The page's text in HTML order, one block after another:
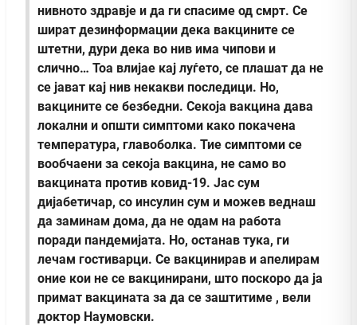
нивното здравје и да ги спасиме од смрт. Се
шират дезинформации дека вакцините се
штетни, дури дека во нив има чипови и
слично… Тоа влијае кај луѓето, се плашат да не
се јават кај нив некакви последици. Но,
вакцините се безбедни. Секоја вакцина дава
локални и општи симптоми како покачена
температура, главоболка. Тие симптоми се
вообчаени за секоја вакцина, не само во
вакцината против ковид-19. Јас сум
дијабетичар, со инсулин сум и можев веднаш
да заминам дома, да не одам на работа
поради пандемијата. Но, останав тука, ги
лечам гостиварци. Се вакцинирав и апелирам
оние кои не се вакцинирани, што поскоро да ја
примат вакцината за да се заштитиме , вели
доктор Наумовски.